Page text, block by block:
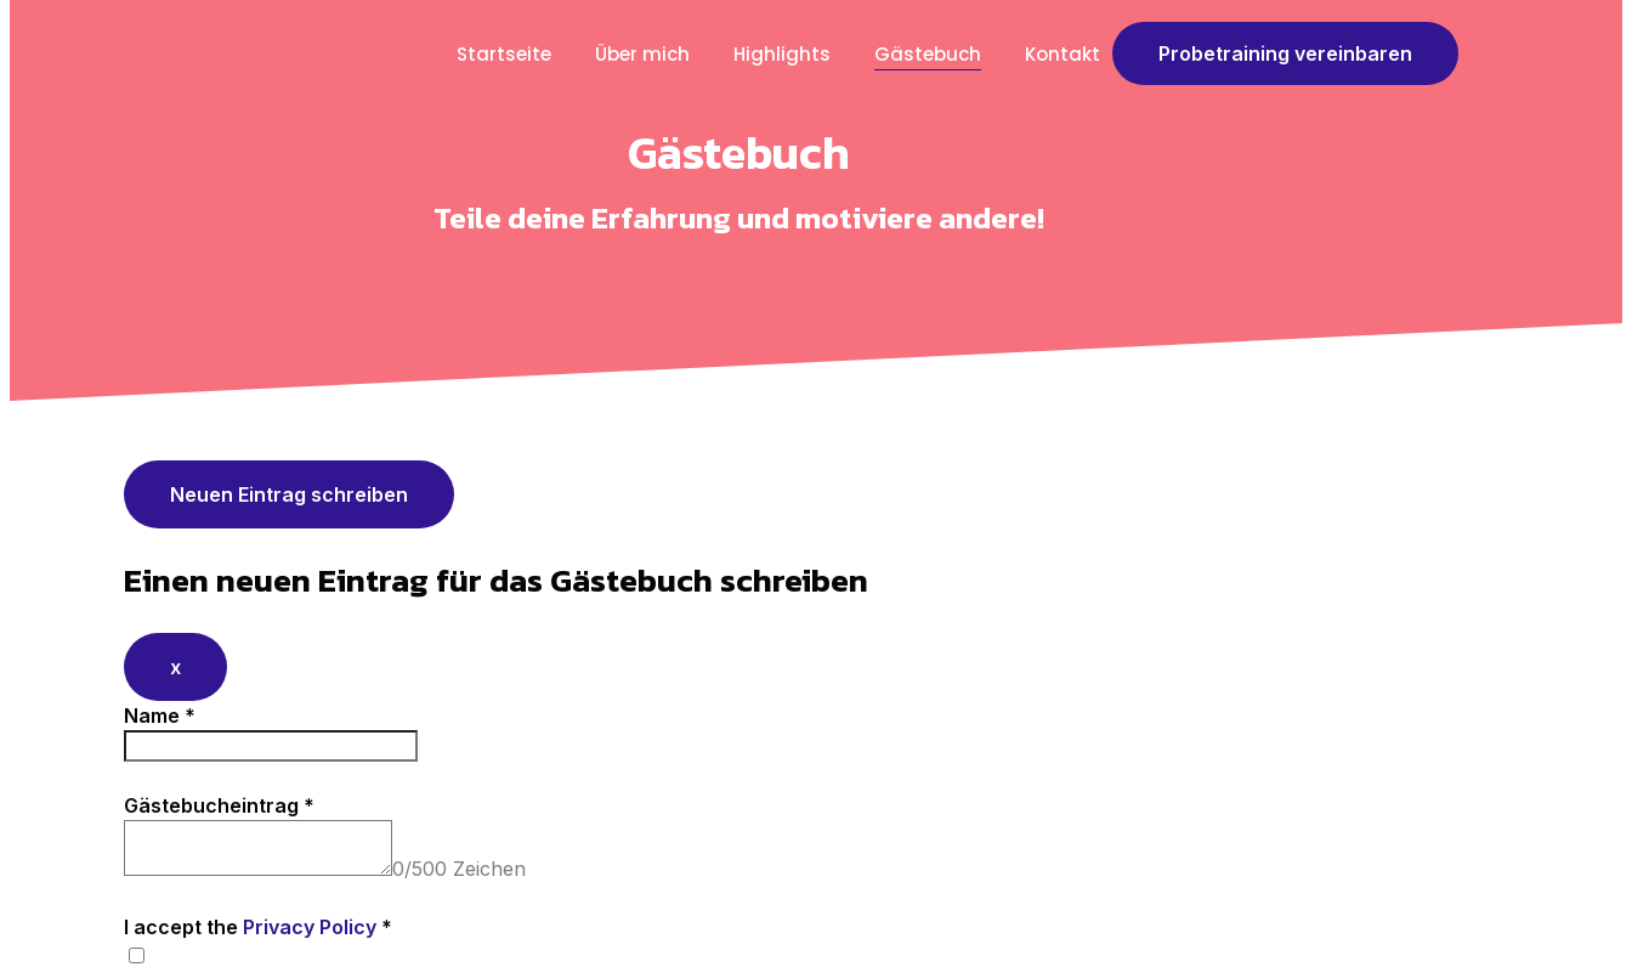
Startseite Über mich Highlights Gästebuch Kontakt Probetraining vereinbaren
Gästebuch
Teile deine Erfahrung und motiviere andere!
Einen neuen Eintrag für das Gästebuch schreiben
x
Name *
Gästebucheintrag *
0/500 Zeichen
I accept the Privacy Policy *